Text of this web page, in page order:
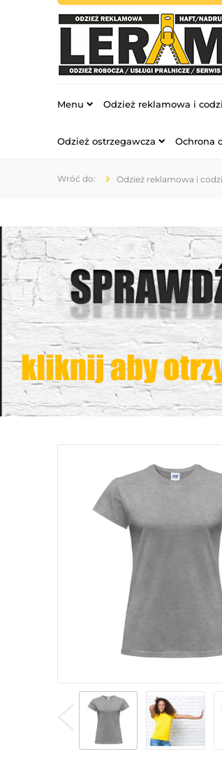
Menu Odzież reklamowa i
Odzież ostrzegawcza Ochrona
Odzież reklamowa i